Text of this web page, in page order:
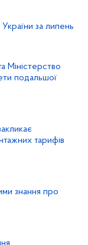
за липень
Міністерство
подальшої
тарифів
знання про